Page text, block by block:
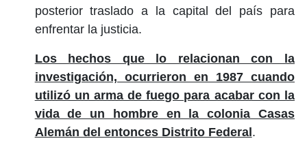
posterior traslado a la capital del país para
enfrentar la justicia.
Los hechos que lo relacionan con la
investigación, ocurrieron en 1987 cuando
utilizó un arma de fuego para acabar con la
vida de un hombre en la colonia Casas
Alemán del entonces Distrito Federal.